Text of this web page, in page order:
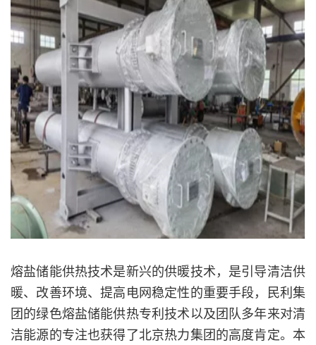
熔盐储能供热技术是新兴的供暖技术，是引导清洁供
暖、改善环境、提高电网稳定性的重要手段，民利集
团的绿色熔盐储能供热专利技术以及团队多年来对清
洁能源的专注也获得了北京热力集团的高度肯定。本